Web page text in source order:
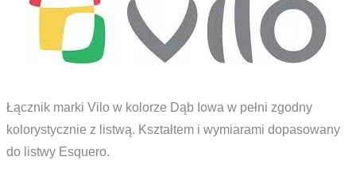
Łącznik marki Vilo w kolorze Dąb Iowa w pełni zgodny
kolorystycznie z listwą. Kształtem i wymiarami dopasowany
do listwy Esquero.